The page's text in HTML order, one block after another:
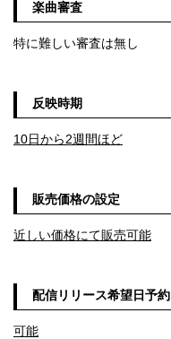
楽曲審査
特に難しい審査は無し
反映時期
10日から2週間ほど
販売価格の設定
近しい価格にて販売可能
配信リリース希望日予約
可能